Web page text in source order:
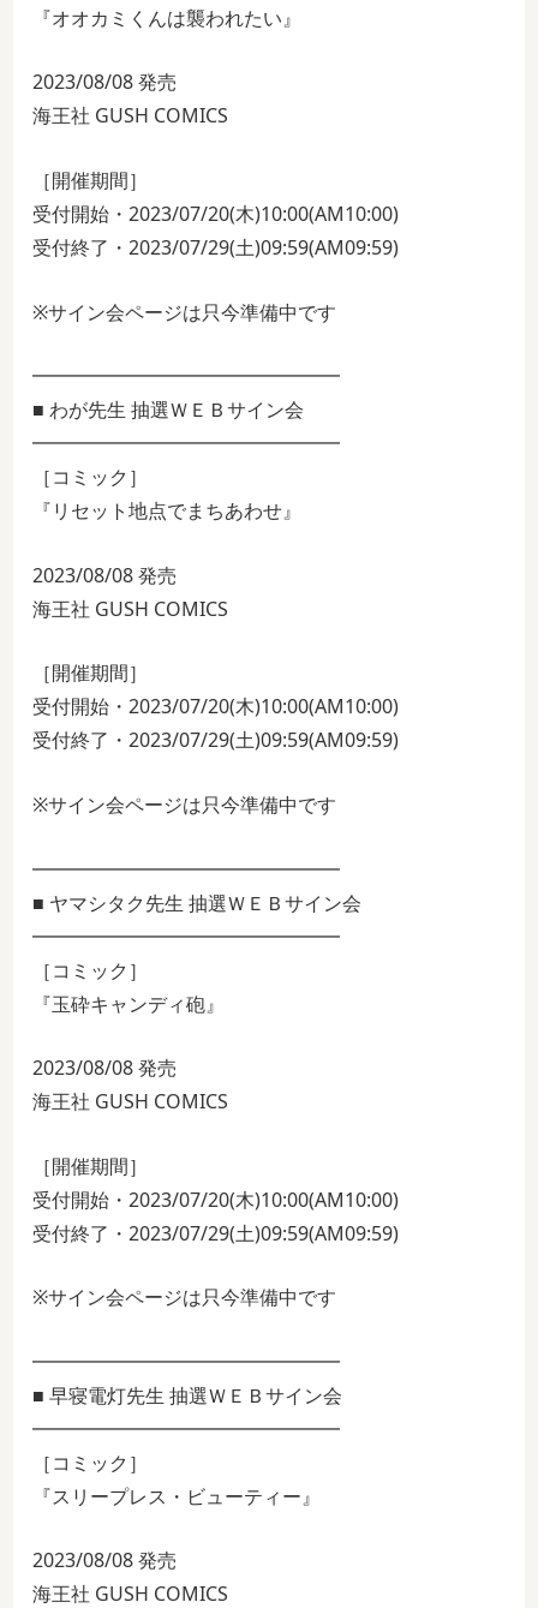
『オオカミくんは襲われたい』
2023/08/08 発売
海王社 GUSH COMICS
［開催期間］
受付開始・2023/07/20(木)10:00(AM10:00)
受付終了・2023/07/29(土)09:59(AM09:59)
※サイン会ページは只今準備中です
━━━━━━━━━━━━━━━━
■ わが先生 抽選ＷＥＢサイン会
━━━━━━━━━━━━━━━━
［コミック］
『リセット地点でまちあわせ』
2023/08/08 発売
海王社 GUSH COMICS
［開催期間］
受付開始・2023/07/20(木)10:00(AM10:00)
受付終了・2023/07/29(土)09:59(AM09:59)
※サイン会ページは只今準備中です
━━━━━━━━━━━━━━━━
■ ヤマシタク先生 抽選ＷＥＢサイン会
━━━━━━━━━━━━━━━━
［コミック］
『玉砕キャンディ砲』
2023/08/08 発売
海王社 GUSH COMICS
［開催期間］
受付開始・2023/07/20(木)10:00(AM10:00)
受付終了・2023/07/29(土)09:59(AM09:59)
※サイン会ページは只今準備中です
━━━━━━━━━━━━━━━━
■ 早寝電灯先生 抽選ＷＥＢサイン会
━━━━━━━━━━━━━━━━
［コミック］
『スリープレス・ビューティー』
2023/08/08 発売
海王社 GUSH COMICS